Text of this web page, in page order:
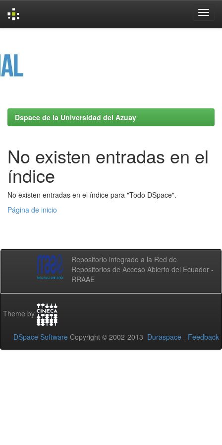
Dspace de la Universidad del Azuay
No existen entradas en el
índice
No existen entradas en el índice para "Todo DSpace".
Página de inicio
Repositorio integrado a la Red de
Repositorios de Acceso Abierto del Ecuador -
RRAAE
Theme by
DSpace Software Copyright © 2002-2013 Duraspace - Feedback